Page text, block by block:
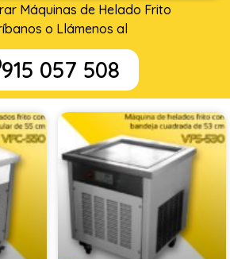
Máquinas de Helado Frito
o Llámenos al
915 057 508